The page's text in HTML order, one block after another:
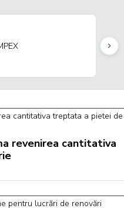
revenirea cantitativa